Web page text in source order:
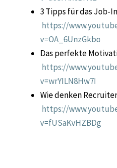
3 Tipps für das Job-
https://
v=OA_6UnzGkbo
Das perfekte
https://
v=wrYILN8Hw7I
Wie denken
https://
v=fUSaKvHZBDg